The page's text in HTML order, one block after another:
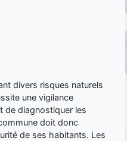
divers risques naturels
une vigilance
de diagnostiquer les
doit donc
de ses habitants. Les